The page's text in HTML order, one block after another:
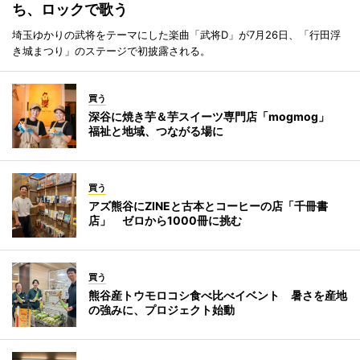
ち、ロックで歌う
埼玉ゆかりの武将をテーマにした楽曲「武将D」が7月26日、「行田浮
き城まつり」のステージで初披露される。
買う
深谷に焼き芋＆芋スイーツ専門店「mogmog」
福祉と地域、つながる場に
買う
アズ熊谷にZINEと古本とコーヒーの店「千冊書
店」 ゼロから1000冊に挑む
買う
熊谷産トウモロコシ食べ比べイベント 暑さを産地
の強みに、プロジェクト始動